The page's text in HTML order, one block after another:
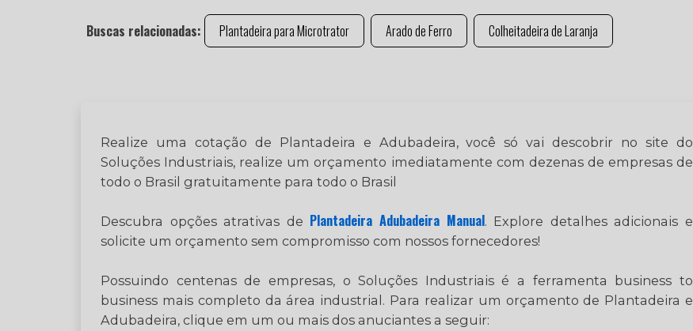
Buscas relacionadas: Plantadeira para Microtrator Arado de Ferro Colheitadeira de Laranja
Realize uma cotação de Plantadeira e Adubadeira, você só vai descobrir no site do
Soluções Industriais, realize um orçamento imediatamente com dezenas de empresas de
todo o Brasil gratuitamente para todo o Brasil
Descubra opções atrativas de Plantadeira Adubadeira Manual. Explore detalhes adicionais e
solicite um orçamento sem compromisso com nossos fornecedores!
Possuindo centenas de empresas, o Soluções Industriais é a ferramenta business to
business mais completo da área industrial. Para realizar um orçamento de Plantadeira e
Adubadeira, clique em um ou mais dos anuciantes a seguir: